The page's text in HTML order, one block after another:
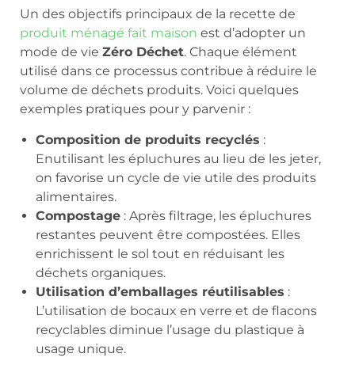
Un des objectifs principaux de la recette de
produit ménagé fait maison est d’adopter un
mode de vie Zéro Déchet. Chaque élément
utilisé dans ce processus contribue à réduire le
volume de déchets produits. Voici quelques
exemples pratiques pour y parvenir :
Composition de produits recyclés :
Enutilisant les épluchures au lieu de les jeter,
on favorise un cycle de vie utile des produits
alimentaires.
Compostage : Après filtrage, les épluchures
restantes peuvent être compostées. Elles
enrichissent le sol tout en réduisant les
déchets organiques.
Utilisation d’emballages réutilisables :
L’utilisation de bocaux en verre et de flacons
recyclables diminue l’usage du plastique à
usage unique.